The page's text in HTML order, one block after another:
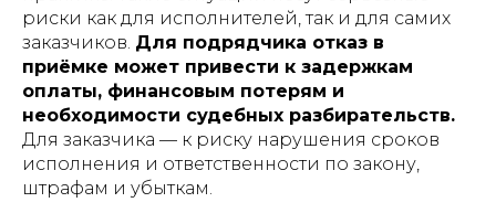
риски как для исполнителей, так и для самих
заказчиков. Для подрядчика отказ в
приёмке может привести к задержкам
оплаты, финансовым потерям и
необходимости судебных разбирательств.
Для заказчика — к риску нарушения сроков
исполнения и ответственности по закону,
штрафам и убыткам.